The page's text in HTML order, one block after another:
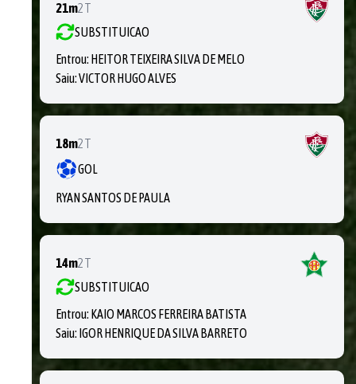
21m2T
SUBSTITUICAO
Entrou: HEITOR TEIXEIRA SILVA DE MELO
Saiu:VICTOR HUGO ALVES
18m2T
GOL
RYAN SANTOS DE PAULA
14m2T
SUBSTITUICAO
Entrou: KAIO MARCOS FERREIRA BATISTA
Saiu: IGOR HENRIQUE DA SILVA BARRETO